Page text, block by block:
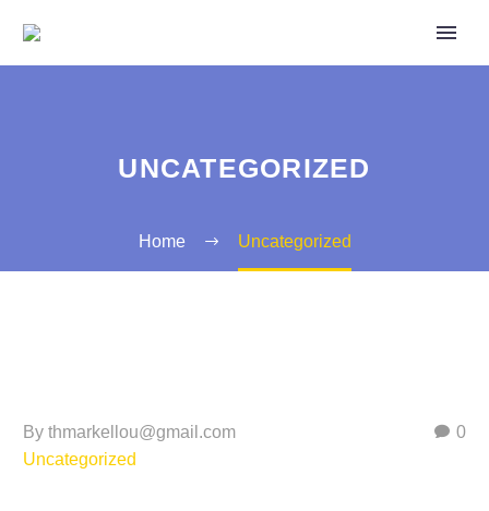
UNCATEGORIZED
Home Uncategorized
0
By thmarkellou@gmail.com
Uncategorized